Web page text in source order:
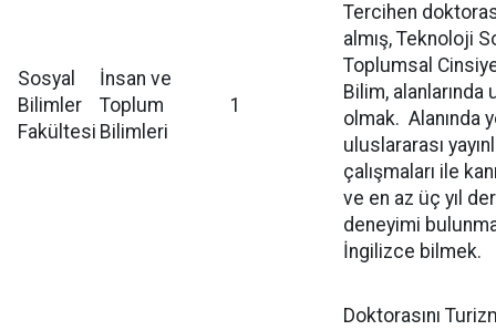
Sosyal
Bilimler
Fakültesi
İnsan ve
Toplum
Bilimleri
1
Tercihen
almış, Teknoloji
Toplumsal
Bilim, alanlarında
olmak. Alanında
uluslararası
çalışmaları ile
ve en az üç yıl
deneyimi
İngilizce bilmek.
Doktorasını